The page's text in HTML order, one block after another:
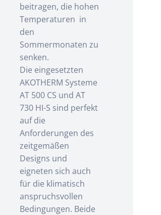
beitragen, die hohen
Temperaturen in
den
Sommermonaten zu
senken.
Die eingesetzten
AKOTHERM Systeme
AT 500 CS und AT
730 HI-S sind perfekt
auf die
Anforderungen des
zeitgemäßen
Designs und
eigneten sich auch
für die klimatisch
anspruchsvollen
Bedingungen. Beide